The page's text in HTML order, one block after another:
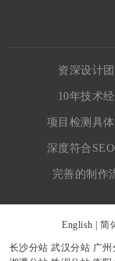
资深设计
10年技术
项目检测具
深度符合
完善的制作
English 简
长沙分站 武汉分站 广州